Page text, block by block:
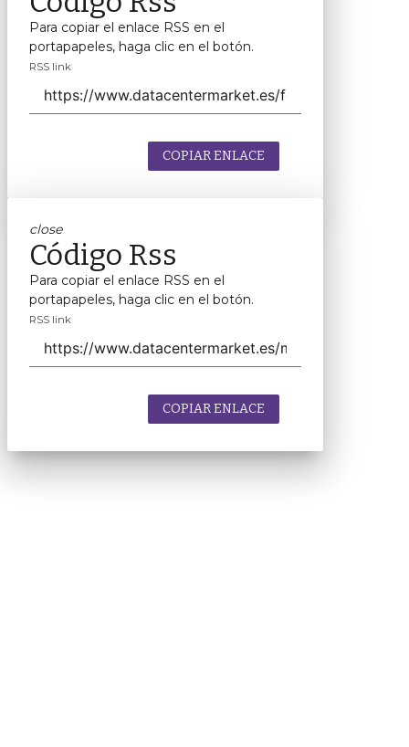
Para copiar el enlace RSS en el
portapapeles, haga clic en el botón.
RSS link
COPIAR ENLACE
close
Código Rss
Para copiar el enlace RSS en el
portapapeles, haga clic en el botón.
RSS link
COPIAR ENLACE